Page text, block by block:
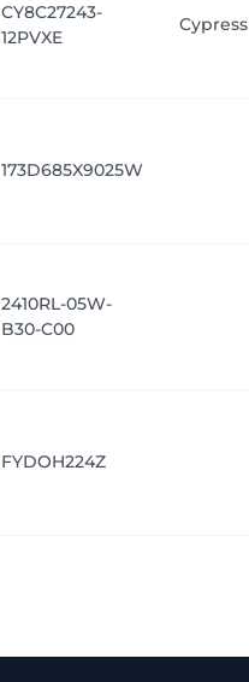
CY8C27243-
12PVXE
Cypress
173D685X9025W
2410RL-05W-
B30-C00
FYDOH224Z